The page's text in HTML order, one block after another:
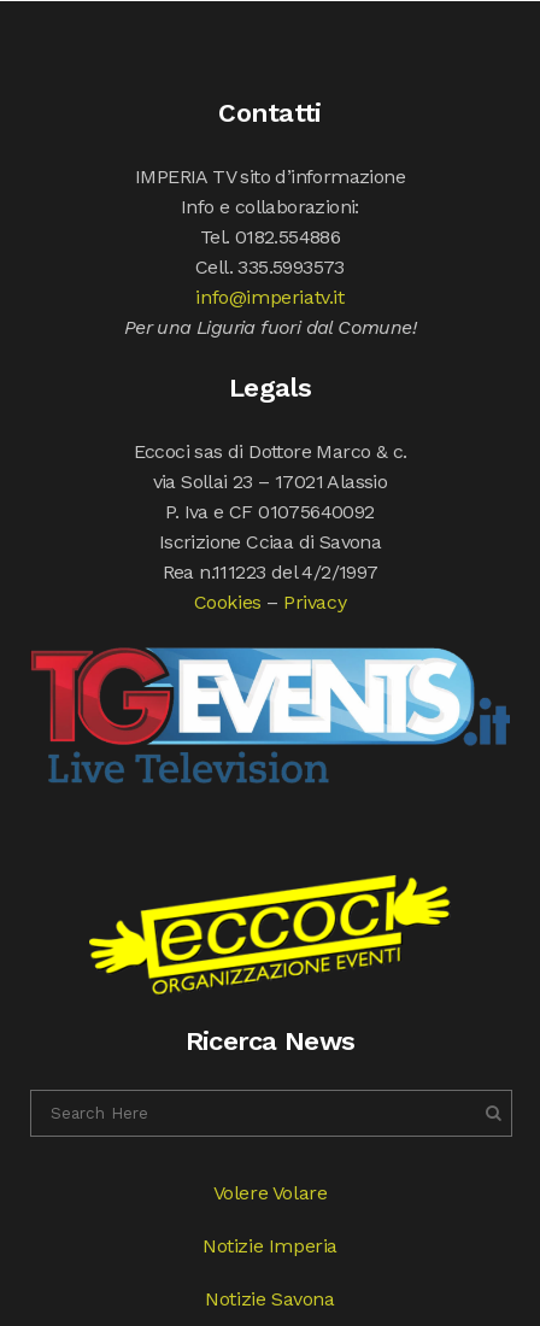
Contatti
IMPERIA TV sito d’informazione
Info e collaborazioni:
Tel. 0182.554886
Cell. 335.5993573
info@imperiatv.it
Per una Liguria fuori dal Comune!
Legals
Eccoci sas di Dottore Marco & c.
via Sollai 23 – 17021 Alassio
P. Iva e CF 01075640092
Iscrizione Cciaa di Savona
Rea n.111223 del 4/2/1997
Cookies – Privacy
Ricerca News
Volere Volare
Notizie Imperia
Notizie Savona